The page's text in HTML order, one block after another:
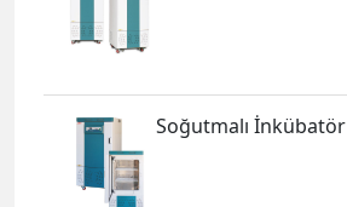
Soğutmalı İnkübatör